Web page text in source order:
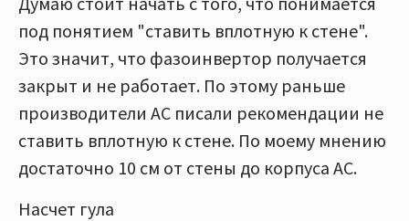
под понятием "ставить вплотную к стене".
Это значит, что фазоинвертор получается
закрыт и не работает. По этому раньше
производители АС писали рекомендации не
ставить вплотную к стене. По моему мнению
достаточно 10 см от стены до корпуса АС.
Насчет гула